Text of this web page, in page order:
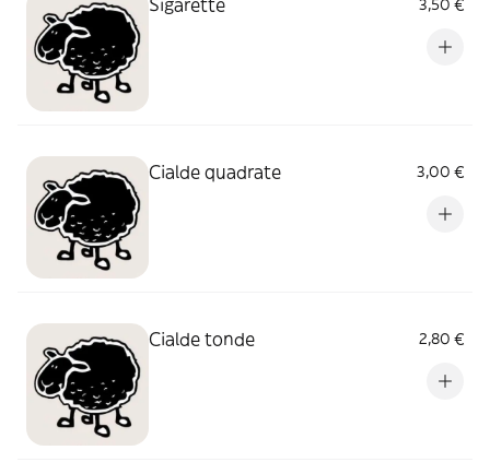
Sigarette 3,50 €
Cialde quadrate 3,00 €
Cialde tonde 2,80 €